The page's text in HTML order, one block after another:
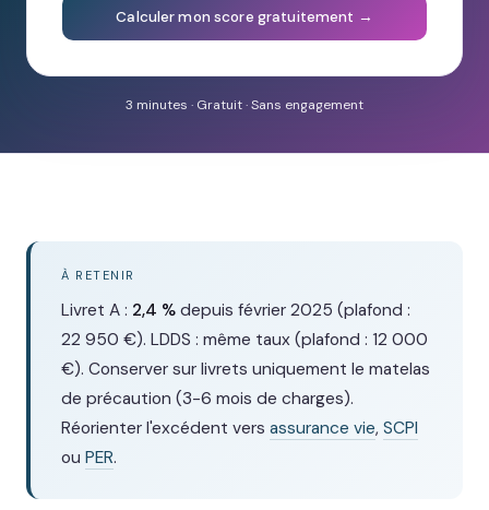
Calculer mon score gratuitement →
3 minutes · Gratuit · Sans engagement
À RETENIR
Livret A : 2,4 % depuis février 2025 (plafond :
22 950 €). LDDS : même taux (plafond : 12 000
€). Conserver sur livrets uniquement le matelas
de précaution (3-6 mois de charges).
Réorienter l'excédent vers assurance vie, SCPI
ou PER.